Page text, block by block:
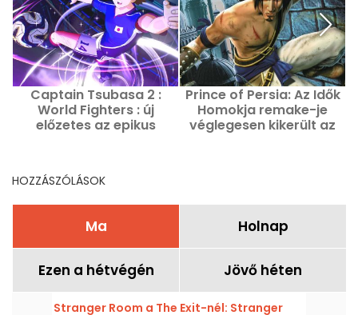
Captain Tsubasa 2 :
World Fighters : új
előzetes az epikus
Prince of Persia: Az Idők
Homokja remake-je
véglegesen kikerült az
HOZZÁSZÓLÁSOK
Ma Holnap
Ezen a hétvégén Jövő héten
Stranger Room a The Exit-nél: Stranger